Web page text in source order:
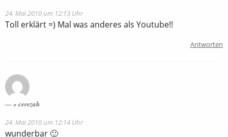
24. Mai 2010 um 12:13 Uhr
Toll erklärt =) Mal was anderes als Youtube!!
Antworten
» cerezah
24. Mai 2010 um 12:14 Uhr
wunderbar 🙂